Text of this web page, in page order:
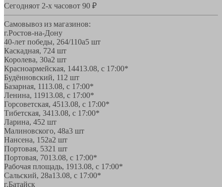
Сегодняот 2-х часовот 90 ₽
Самовывоз из магазинов:
г.Ростов-на-Дону
40-лет победы, 264/110а5 шт
Каскадная, 724 шт
Королева, 30а2 шт
Красноармейская, 14413.08, с 17:00*
Будённовский, 11 2 шт
Базарная, 1113.08, с 17:00*
Ленина, 11913.08, с 17:00*
Горсоветская, 4513.08, с 17:00*
Тибетская, 3413.08, с 17:00*
Ларина, 452 шт
Малиновского, 48а3 шт
Нансена, 152а2 шт
Портовая, 5321 шт
Портовая, 7013.08, с 17:00*
Рабочая площадь, 1913.08, с 17:00*
Сальский, 28a13.08, с 17:00*
г.Батайск